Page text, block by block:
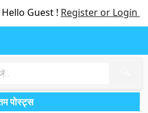
Hello Guest ! Register or Login
पोस्ट्स